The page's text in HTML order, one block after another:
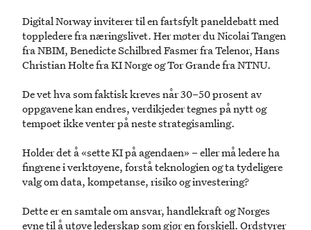
Digital Norway inviterer til en fartsfylt paneldebatt med
toppledere fra næringslivet. Her møter du Nicolai Tangen
fra NBIM, Benedicte Schilbred Fasmer fra Telenor, Hans
Christian Holte fra KI Norge og Tor Grande fra NTNU.
De vet hva som faktisk kreves når 30–50 prosent av
oppgavene kan endres, verdikjeder tegnes på nytt og
tempoet ikke venter på neste strategisamling.
Holder det å «sette KI på agendaen» – eller må ledere ha
fingrene i verktøyene, forstå teknologien og ta tydeligere
valg om data, kompetanse, risiko og investering?
Dette er en samtale om ansvar, handlekraft og Norges
evne til å utøve lederskap som gjør en forskjell. Ordstyrer